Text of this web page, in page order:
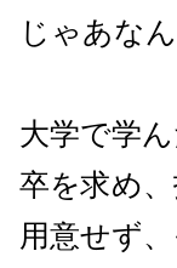
じゃあな
大学で学
卒を求め
用意せず